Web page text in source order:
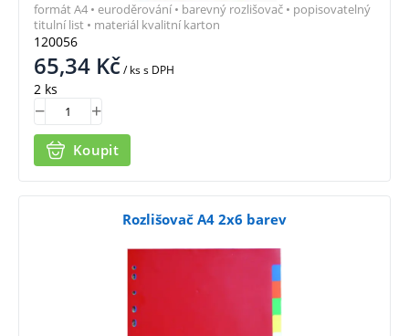
120056
65,34 Kč/ kss DPH
2 ks
Koupit
formát A4 • euroděrování • barevný rozlišovač • popisovatelný
titulní list • materiál kvalitní karton
Rozlišovač A4 2x6 barev